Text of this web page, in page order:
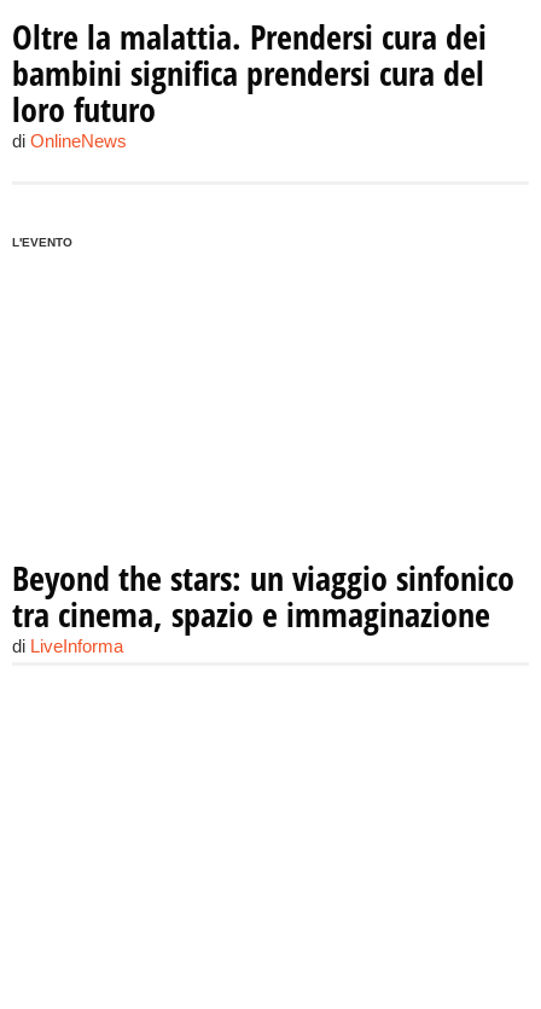
Oltre la malattia. Prendersi cura dei
bambini significa prendersi cura del
loro futuro
di OnlineNews
L'EVENTO
Beyond the stars: un viaggio sinfonico
tra cinema, spazio e immaginazione
di LiveInforma